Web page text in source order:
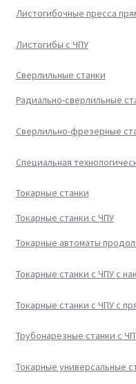
Листогибочные пресса
Листогибы с ЧПУ
Сверлильные станки
Радиально-сверлильные
Сверлильно-фрезерные
Специальная
Токарные станки
Токарные станки с ЧПУ
Токарные автоматы
Токарные станки с ЧПУ с
Токарные станки с ЧПУ с
Трубонарезные станки с
Токарные универсальные